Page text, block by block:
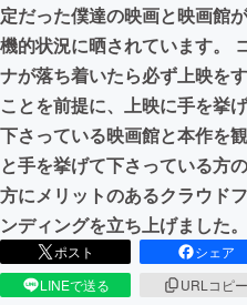
CAMPFIRE for Social
CAMPFIREふるさと納
定だった僕達の映画と映画館
機的状況に晒されています。
ナが落ち着いたら必ず上映を
ことを前提に、上映に手を挙
下さっている映画館と本作を
と手を挙げて下さっている方
方にメリットのあるクラウド
ンディングを立ち上げました。
ポスト
シェア
LINEで送る
URLコピー